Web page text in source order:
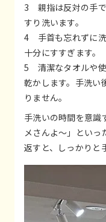
3 親指は反対の手で
すり洗います。
4 手首も忘れずに洗
十分にすすぎます。
5 清潔なタオルや使
乾かします。手洗い
りません。
手洗いの時間を意識
メさんよ～」といっ
返すと、しっかりと